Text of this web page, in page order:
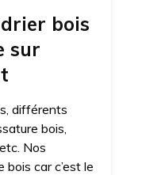
bois
sur
différents
bois,
Nos
car c’est le